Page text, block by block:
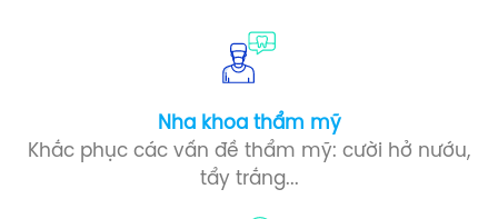
Nha khoa thẩm mỹ
Khắc phục các vấn đề thẩm mỹ: cười hở nướu,
tẩy trắng...